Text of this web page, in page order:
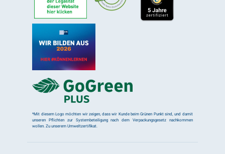
*Mit diesem Logo möchten wir zeigen, dass wir Kunde beim Grünen Punkt sind, und damit
unseren Pflichten zur Systembeteiligung nach dem Verpackungsgesetz nachkommen
wollen.Zu unserem Umweltzertifikat.